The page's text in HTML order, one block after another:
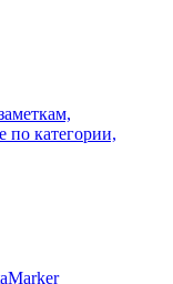
по категории,